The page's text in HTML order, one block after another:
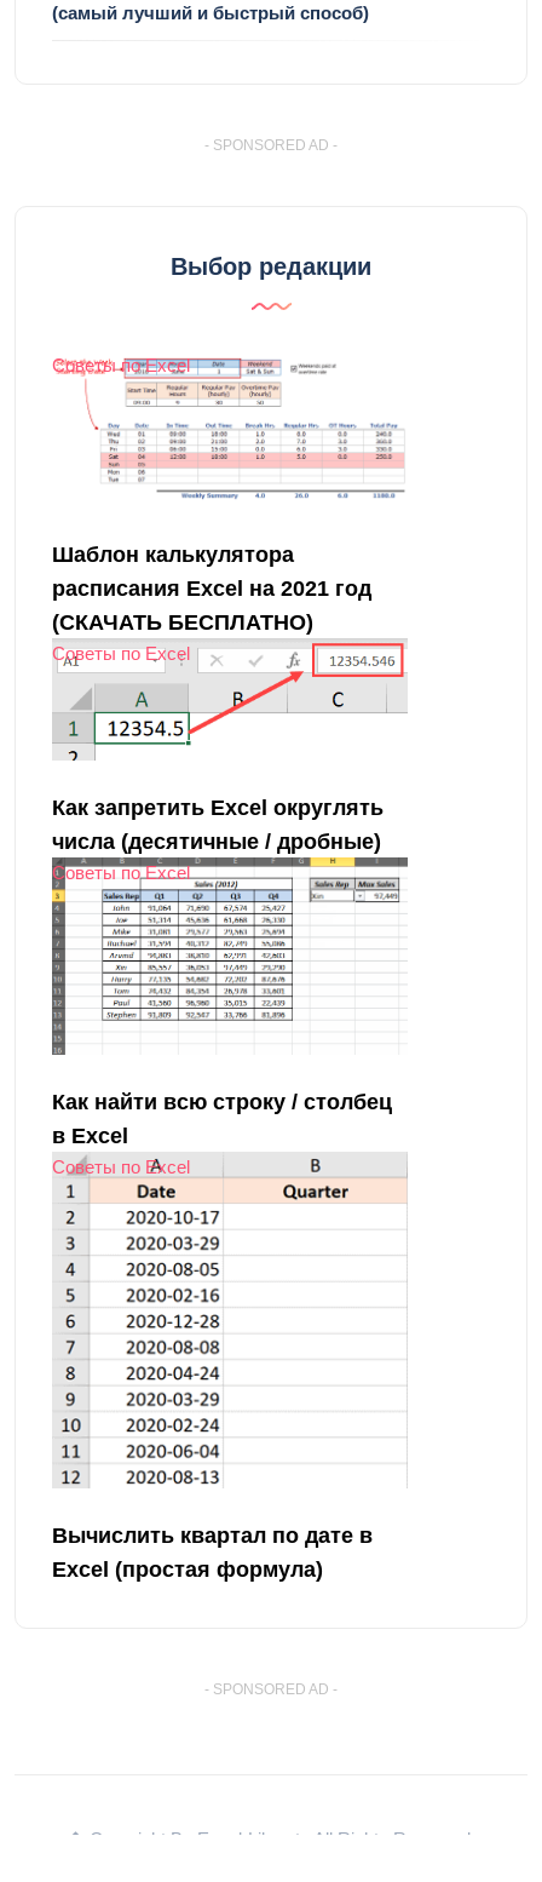
(самый лучший и быстрый способ)
- SPONSORED AD -
Выбор редакции
Советы по Excel
Шаблон калькулятора
расписания Excel на 2021 год
(СКАЧАТЬ БЕСПЛАТНО)
Советы по Excel
Как запретить Excel округлять
числа (десятичные / дробные)
Советы по Excel
Как найти всю строку / столбец
в Excel
Советы по Excel
Вычислить квартал по дате в
Excel (простая формула)
- SPONSORED AD -
� Copyright By Excel-Lib.net . All Rights Reserved.